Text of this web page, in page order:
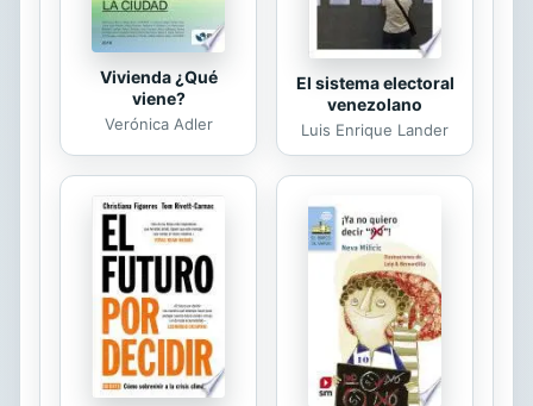
Vivienda ¿Qué
viene?
Verónica Adler
El sistema electoral
venezolano
Luis Enrique Lander